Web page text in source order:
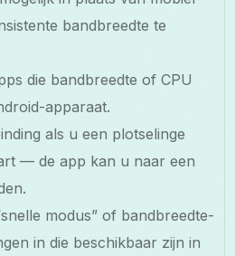
bandbreedte te
die bandbreedte of CPU
apparaat.
als u een plotselinge
— de app kan u naar een
modus” of bandbreedte-
in die beschikbaar zijn in